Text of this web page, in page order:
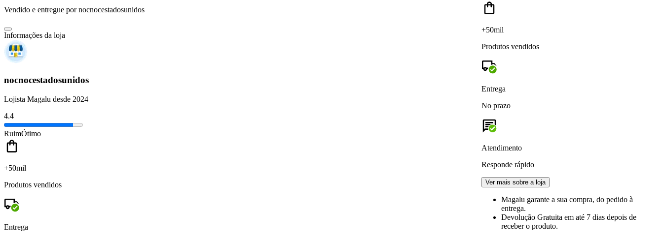
Vendido e entregue por nocnocestadosunidos
Informações da loja
nocnocestadosunidos
Lojista Magalu desde 2024
4.4
RuimÓtimo
+50mil
Produtos vendidos
Entrega
+50mil
Produtos vendidos
Entrega
No prazo
Atendimento
Responde rápido
Ver mais sobre a loja
Magalu garante a sua compra, do pedido à
entrega.
Devolução Gratuita em até 7 dias depois de
receber o produto.